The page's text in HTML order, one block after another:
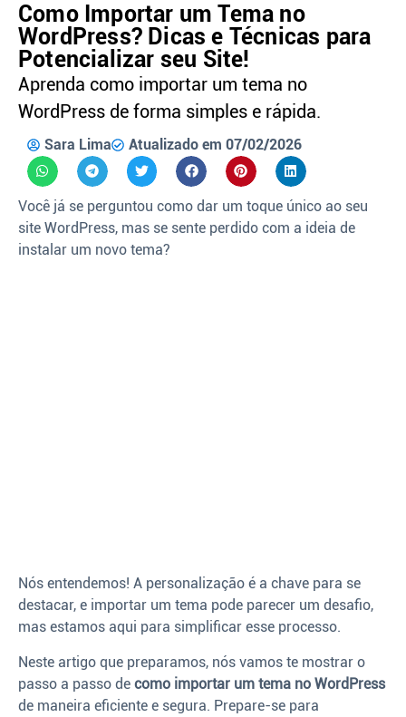
Como Importar um Tema no
WordPress? Dicas e Técnicas para
Potencializar seu Site!
Aprenda como importar um tema no
WordPress de forma simples e rápida.
Sara Lima Atualizado em 07/02/2026
Você já se perguntou como dar um toque único ao seu
site WordPress, mas se sente perdido com a ideia de
instalar um novo tema?
Nós entendemos! A personalização é a chave para se
destacar, e importar um tema pode parecer um desafio,
mas estamos aqui para simplificar esse processo.
Neste artigo que preparamos, nós vamos te mostrar o
passo a passo de como importar um tema no WordPress
de maneira eficiente e segura. Prepare-se para